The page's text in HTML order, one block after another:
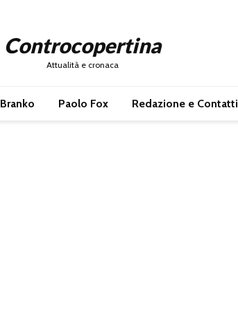
Controcopertina
Attualità e cronaca
Branko Paolo Fox Redazione e Contatti